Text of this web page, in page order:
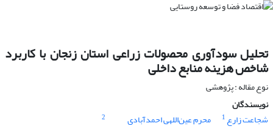
تحلیل سودآوری محصولات زراعی استان زنجان با کاربرد
شاخص هزینه منابع داخلی
نوع مقاله : پژوهشی
نویسندگان
شجاعت زارع 1 محرم عین‌اللهی احمدآبادی
2